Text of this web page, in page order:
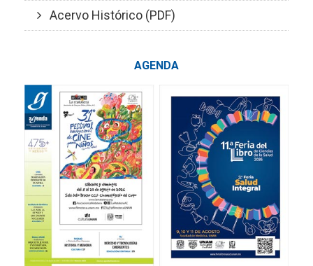
Acervo Histórico (PDF)
AGENDA